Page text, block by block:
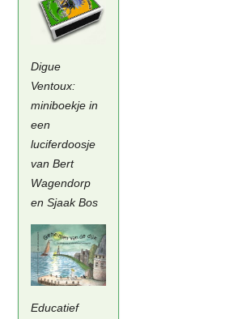
Digue
Ventoux:
miniboekje in
een
luciferdoosje
van Bert
Wagendorp
en Sjaak Bos
Educatief